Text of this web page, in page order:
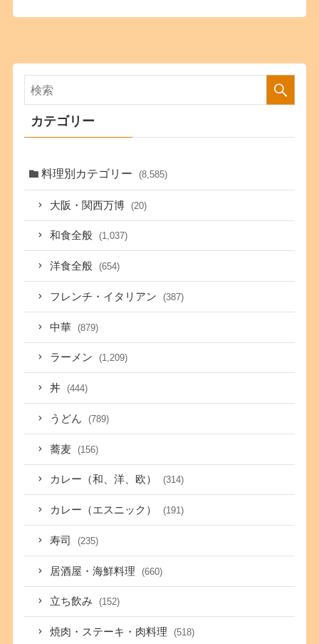
カテゴリー
料理別カテゴリー (8,585)
大阪・関西万博 (20)
和食全般 (1,037)
洋食全般 (654)
フレンチ・イタリアン (387)
中華 (879)
ラーメン (1,209)
丼 (444)
うどん (789)
蕎麦 (156)
カレー（和、洋、欧） (314)
カレー（エスニック） (191)
寿司 (235)
居酒屋・海鮮料理 (660)
立ち飲み (152)
焼肉・ステーキ・肉料理 (518)